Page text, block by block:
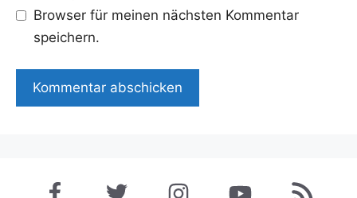
Browser für meinen nächsten Kommentar
speichern.